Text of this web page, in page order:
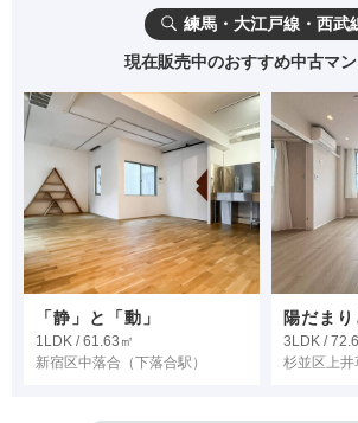
練馬・大江戸線・西武
現在販売中のおすすめ中古マ
「静」と「動」
1LDK / 61.63㎡
新宿区中落合 （下落合駅）
陽だま
3LDK /
杉並区上井